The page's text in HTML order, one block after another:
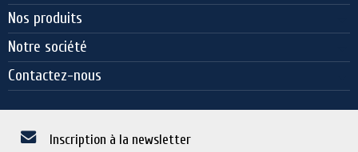
Nos produits
Notre société
Contactez-nous
Inscription à la newsletter